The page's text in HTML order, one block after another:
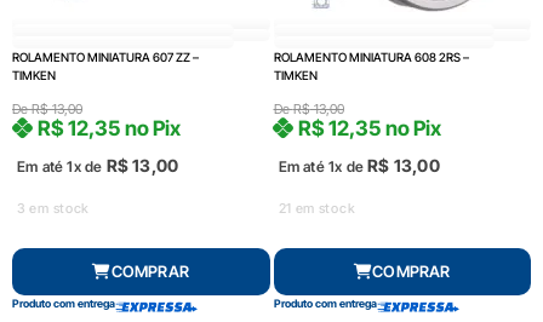
ROLAMENTO MINIATURA 607 ZZ –
TIMKEN
DeR$13,00
Em até 1x de R$13,00
R$12,35 no Pix
3 em stock
COMPRAR
Produto com entrega
ROLAMENTO MINIATURA 608 2RS –
TIMKEN
DeR$13,00
Em até 1x de R$ 13,00
R$12,35 no Pix
21 em stock
COMPRAR
Produto com entrega